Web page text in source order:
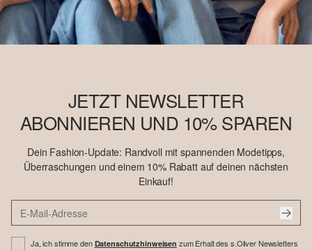
JETZT NEWSLETTER
ABONNIEREN UND 10% SPAREN
Dein Fashion-Update: Randvoll mit spannenden Modetipps,
Überraschungen und einem 10% Rabatt auf deinen nächsten
Einkauf!
Ja, ich stimme den Datenschutzhinweisen zum Erhalt des s.Oliver Newsletters